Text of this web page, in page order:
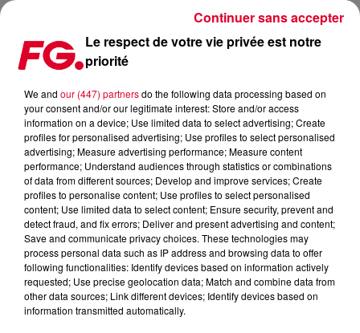
VIVATECH, LE RENDEZ-VOUS INCONTOURNABLE DE LA
Publié : 21 mai 2024 à 16h25 par Jean-Baptiste BLANDIN
Le respect de votre vie privée est notre
priorité
We and our (447) partnersdo the following data processing based on
your consent and/or our legitimate interest: Store and/or access
information on a device; Use limited data to select advertising; Create
profiles for personalised advertising; Use profiles to select personalised
advertising; Measure advertising performance; Measure content
performance; Understand audiences through statistics or combinations
of data from different sources; Develop and improve services; Create
profiles to personalise content; Use profiles to select personalised
content; Use limited data to select content; Ensure security, prevent and
detect fraud, and fix errors; Deliver and present advertising and content;
Save and communicate privacy choices. These technologies may
process personal data such as IP address and browsing data to offer
following functionalities: Identify devices based on information actively
requested; Use precise geolocation data; Match and combine data from
other data sources; Link different devices; Identify devices based on
information transmitted automatically.
Continuer sans accepter